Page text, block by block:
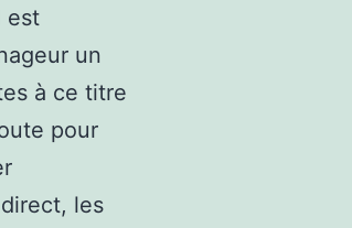
est
un
à ce titre
pour
les